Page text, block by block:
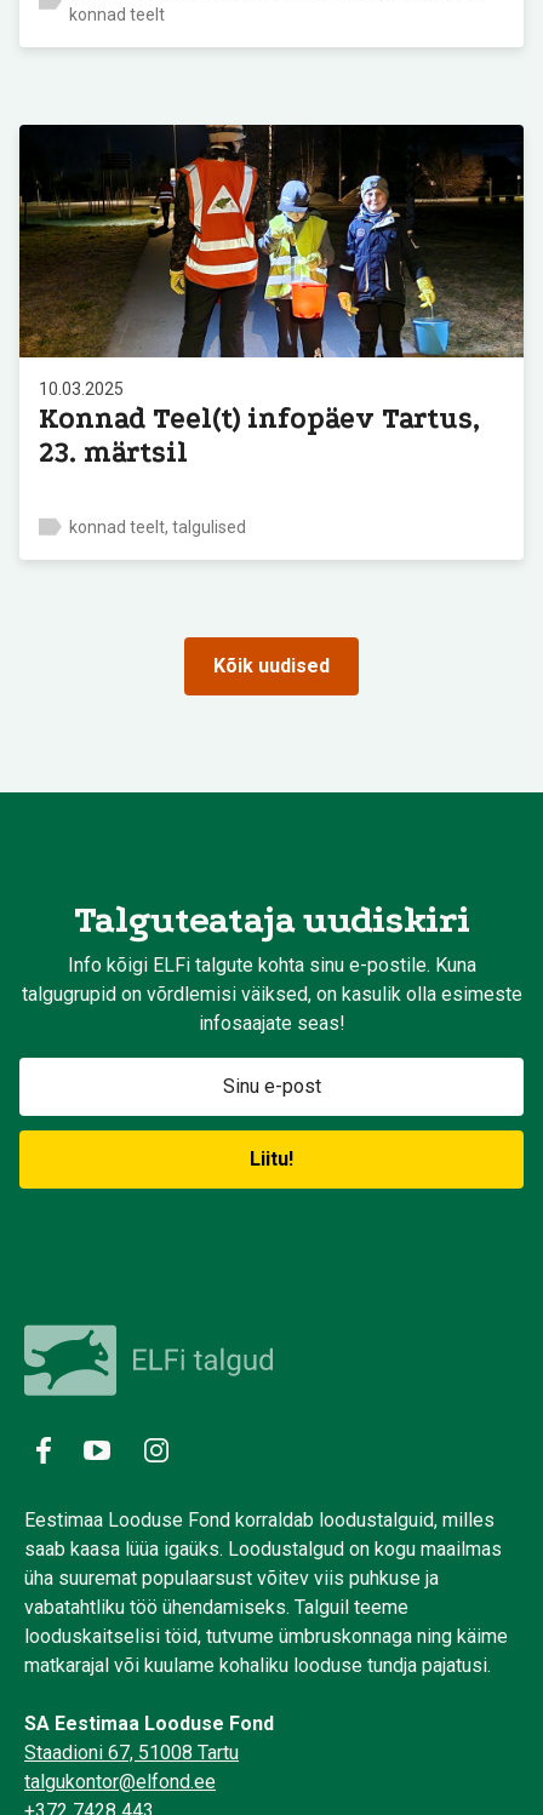
konnad teelt
10.03.2025
Konnad Teel(t) infopäev Tartus,
23. märtsil
konnad teelt, talgulised
Kõik uudised
Talguteataja uudiskiri
Info kõigi ELFi talgute kohta sinu e-postile. Kuna
talgugrupid on võrdlemisi väiksed, on kasulik olla esimeste
infosaajate seas!
Eestimaa Looduse Fond korraldab loodustalguid, milles
saab kaasa lüüa igaüks. Loodustalgud on kogu maailmas
üha suuremat populaarsust võitev viis puhkuse ja
vabatahtliku töö ühendamiseks. Talguil teeme
looduskaitselisi töid, tutvume ümbruskonnaga ning käime
matkarajal või kuulame kohaliku looduse tundja pajatusi.
SA Eestimaa Looduse Fond
Staadioni 67, 51008 Tartu
talgukontor@elfond.ee
+372 7428 443